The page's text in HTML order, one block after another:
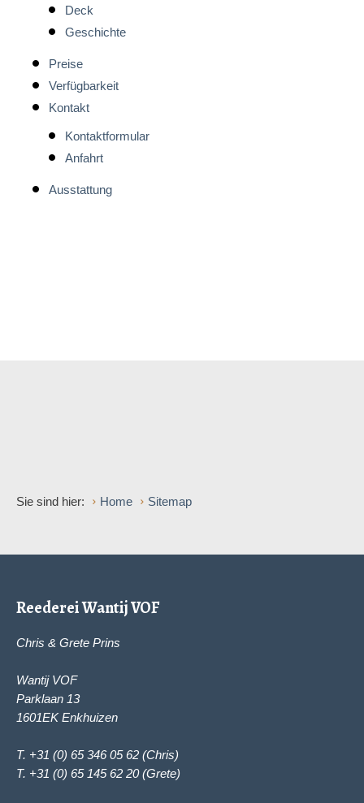
Deck
Geschichte
Preise
Verfügbarkeit
Kontakt
Kontaktformular
Anfahrt
Ausstattung
Sie sind hier: Home Sitemap
Reederei Wantij VOF
Chris & Grete Prins
Wantij VOF
Parklaan 13
1601EK Enkhuizen
T. +31 (0) 65 346 05 62 (Chris)
T. +31 (0) 65 145 62 20 (Grete)